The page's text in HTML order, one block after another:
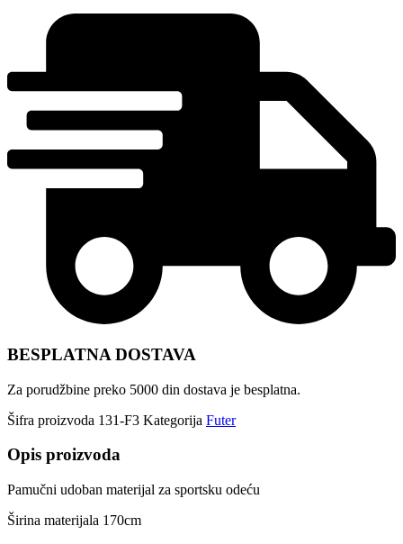
BESPLATNA DOSTAVA
Za porudžbine preko 5000 din dostava je besplatna.
Šifra proizvoda 131-F3 Kategorija Futer
Opis proizvoda
Pamučni udoban materijal za sportsku odeću
Širina materijala 170cm